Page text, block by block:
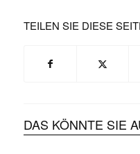
TEILEN SIE DIESE
DAS KÖNNTE SIE